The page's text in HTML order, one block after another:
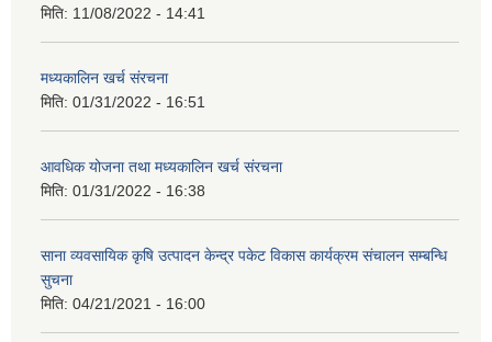
मिति: 11/08/2022 - 14:41
मध्यकालिन खर्च संरचना
मिति: 01/31/2022 - 16:51
आवधिक योजना तथा मध्यकालिन खर्च संरचना
मिति: 01/31/2022 - 16:38
साना व्यवसायिक कृषि उत्पादन केन्द्र पकेट विकास कार्यक्रम संचालन सम्बन्धि
सुचना
मिति: 04/21/2021 - 16:00